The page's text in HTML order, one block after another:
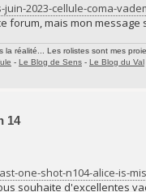
2023-cellule-coma-
forum, mais mon
réalité... Les rolistes sont mes
- Le Blog de Sens - Le Blog du Val
14
one-shot-n104-alice-is-
souhaite d'excellentes